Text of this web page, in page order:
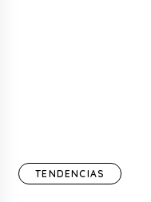
TENDENCIAS